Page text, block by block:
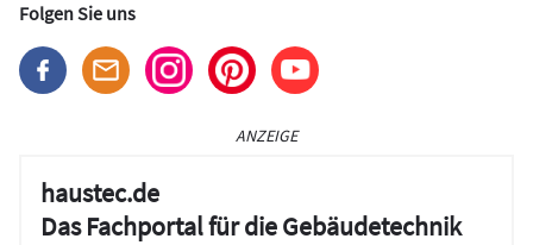
Folgen Sie uns
ANZEIGE
haustec.de
Das Fachportal für die Gebäudetechnik